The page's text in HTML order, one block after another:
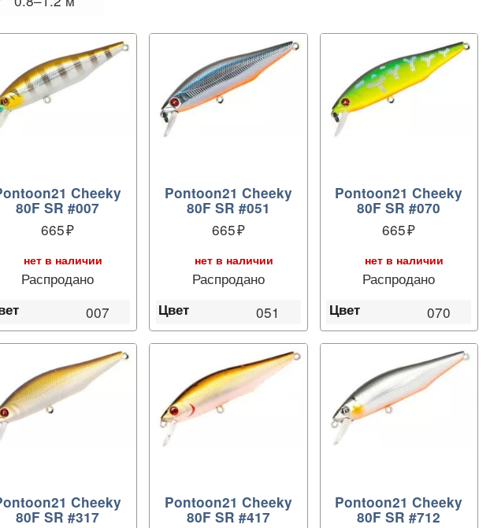
Cheeky
80F SR #007
665
нет в наличии
Распродано
007
Pontoon21 Cheeky
80F SR #051
665
нет в наличии
Распродано
Цвет 051
Pontoon21 Cheeky
80F SR #070
665
нет в наличии
Распродано
Цвет 070
Cheeky
80F SR #317
Pontoon21 Cheeky
80F SR #417
Pontoon21 Cheeky
80F SR #712